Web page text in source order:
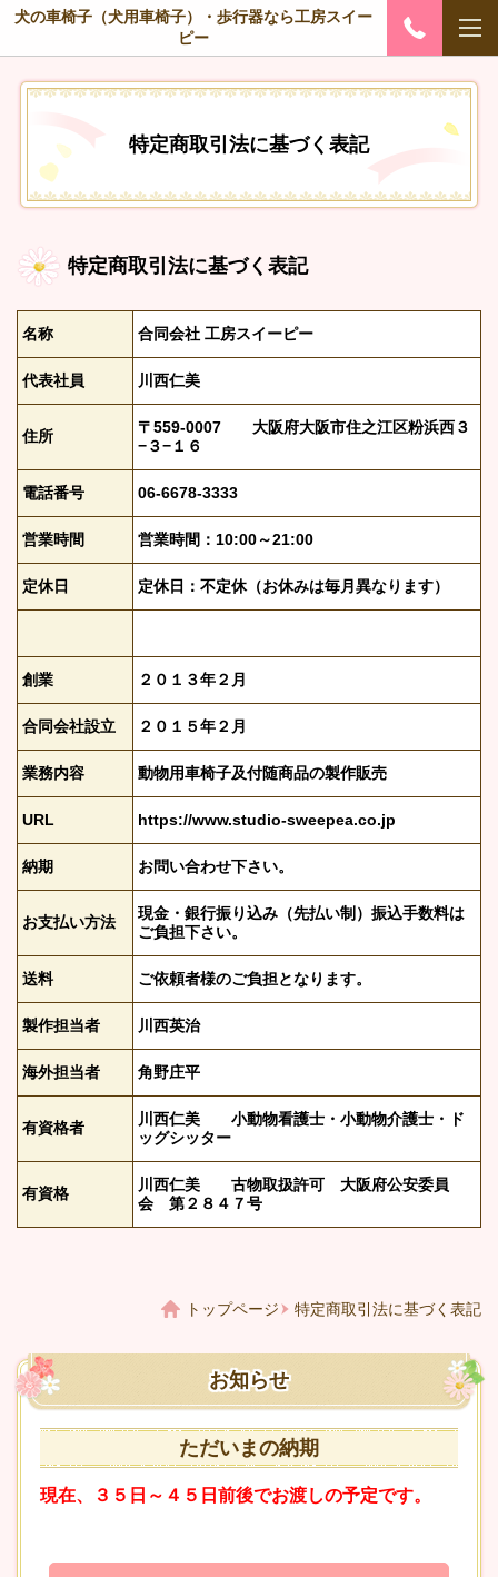
犬の車椅子（犬用車椅子）・歩行器なら工房スイー
ピー
特定商取引法に基づく表記
特定商取引法に基づく表記
名称 合同会社 工房スイーピー
代表社員 川西仁美
住所
〒559-0007 大阪府大阪市住之江区粉浜西３
−３−１６
電話番号 06-6678-3333
営業時間 営業時間：10:00～21:00
定休日 定休日：不定休（お休みは毎月異なります）
創業 ２０１３年２月
合同会社設立 ２０１５年２月
業務内容 動物用車椅子及付随商品の製作販売
URL https://www.studio-sweepea.co.jp
納期 お問い合わせ下さい。
お支払い方法
現金・銀行振り込み（先払い制）振込手数料は
ご負担下さい。
送料 ご依頼者様のご負担となります。
製作担当者 川西英治
海外担当者 角野庄平
有資格者
川西仁美 小動物看護士・小動物介護士・ド
ッグシッター
有資格
川西仁美 古物取扱許可 大阪府公安委員
会 第２８４７号
トップページ 特定商取引法に基づく表記
お知らせ
ただいまの納期
現在、３５日～４５日前後でお渡しの予定です。